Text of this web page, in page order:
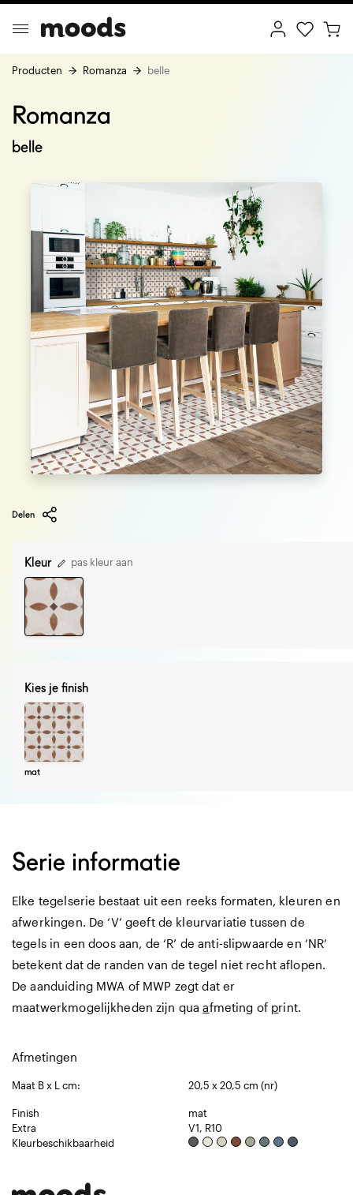
Minimalism
Producten Romanza belle
Romanza
belle
Delen
Kleur pas kleur aan
Kies je finish
mat
Serie informatie
Elke tegelserie bestaat uit een reeks formaten, kleuren en
afwerkingen. De ‘V’ geeft de kleurvariatie tussen de
tegels in een doos aan, de ‘R’ de anti-slipwaarde en ‘NR’
betekent dat de randen van de tegel niet recht aflopen.
De aanduiding MWA of MWP zegt dat er
maatwerkmogelijkheden zijn quaafmeting of print.
Afmetingen
Maat B x L cm: 20,5 x 20,5 cm (nr)
Finish
mat
Extra
V1, R10
Kleurbeschikbaarheid